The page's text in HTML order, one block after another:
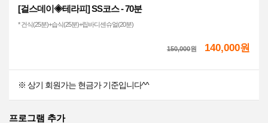
[걸스데이◈테라피] SS코스 - 70분
* 건식(25분)+습식(25분)+립바디센슈얼(20분)
150,000원 140,000원
※ 상기 회원가는 현금가 기준입니다^^
프로그램 추가